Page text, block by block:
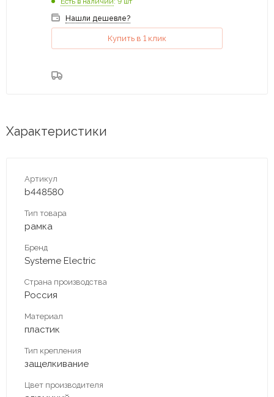
Нашли дешевле?
Купить в 1 клик
Характеристики
Артикул
b448580
Тип товара
рамка
Бренд
Systeme Electric
Страна производства
Россия
Материал
пластик
Тип крепления
защелкивание
Цвет производителя